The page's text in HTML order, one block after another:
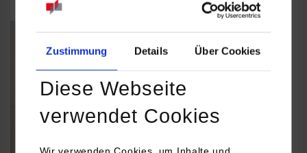
Zustimmung Details Über Cookies
Diese Webseite
verwendet Cookies